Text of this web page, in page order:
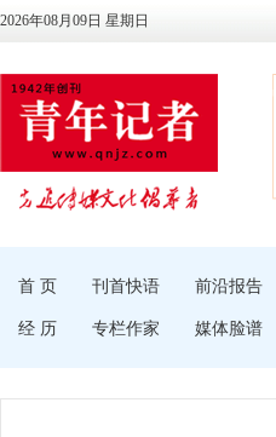
2026年08月09日 星期日
首 页 刊首快语 前沿报告
经 历 专栏作家 媒体脸谱